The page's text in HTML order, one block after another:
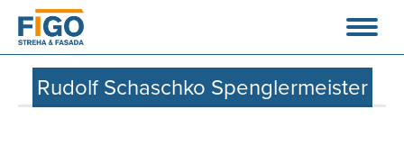
Rudolf Schaschko Spenglermeister